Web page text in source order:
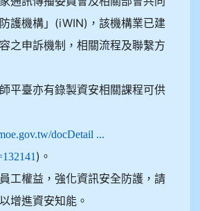
護機構」(iWIN)，該機構業已建
之申訴機制，相關流程及聯繫方
平臺亦有錄製資安相關課程可供
docDetail ...
)。
工權益，強化資訊安全防護，請
增進資安知能。